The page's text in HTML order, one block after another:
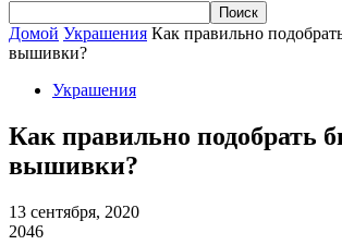
Домой Украшения Как правильно
вышивки?
Украшения
Как правильно подобрать
вышивки?
13 сентября, 2020
2046